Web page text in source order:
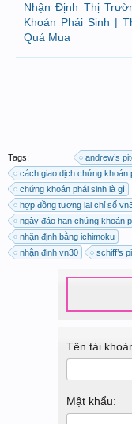
Nhận Định Thị
Khoán Phái Sinh |
Quá Mua
Tags: andrew’s
cách giao dịch chứng khoán
chứng khoán phái sinh là gì
hợp đồng tương lai chỉ số
ngày đáo hạn chứng khoán
nhận định bằng ichimoku
nhận đinh vn30
schiff’s
Tên tài
Mật khẩu: